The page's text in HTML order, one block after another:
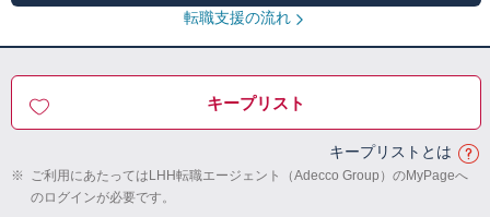
転職支援の流れ
キープリスト
キープリストとは
※ ご利用にあたってはLHH転職エージェント（Adecco Group）のMyPageへ
のログインが必要です。